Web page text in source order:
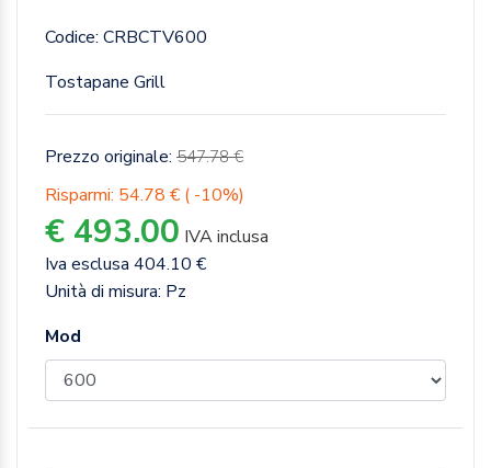
Codice: CRBCTV600
Tostapane Grill
Prezzo originale: 547.78 €
Risparmi: 54.78 € ( -10%)
€ 493.00 IVA inclusa
Iva esclusa 404.10 €
Unità di misura: Pz
Mod